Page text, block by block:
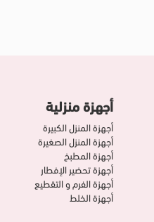
أجهزة منزلية
أجهزة المنزل الكبيرة
أجهزة المنزل الصغيرة
أجهزة المطبخ
أجهزة تحضير الإفطار
أجهزة الفرم و التقطيع
أجهزة الخلط